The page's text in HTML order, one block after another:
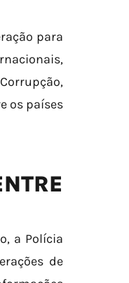
para
os países
a Polícia
de